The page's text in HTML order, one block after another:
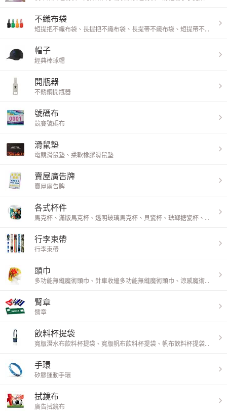
不織布袋
短提把不織布袋 、 長提把不織布袋 、 長提帶不織布袋 、 短提帶不織布袋
帽子
經典棒球帽
開瓶器
不銹鋼開瓶器
號碼布
競賽號碼布
滑鼠墊
電競滑鼠墊 、 柔軟橡膠滑鼠墊
賣屋廣告牌
賣屋廣告牌
各式杯件
馬克杯 、 滿版馬克杯 、 透明玻璃馬克杯 、 貝瓷杯 、 琺瑯搪瓷杯 、 保溫杯
行李束帶
行李束帶
頭巾
多功能無縫魔術頭巾 、 針車收邊多功能無縫魔術頭巾 、 涼感魔術頭巾
臂章
臂章
飲料杯提袋
寬版潛水布飲料杯提袋 、 寬版帆布飲料杯提袋 、 帆布飲料杯提袋、
手環
矽膠運動手環
拭鏡布
廣告拭鏡布